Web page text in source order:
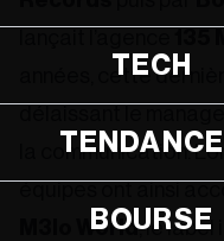
TECH
BOURSE
années, cette
délaissant le
la communication.
équipes ont ainsi
M3lo World, le label